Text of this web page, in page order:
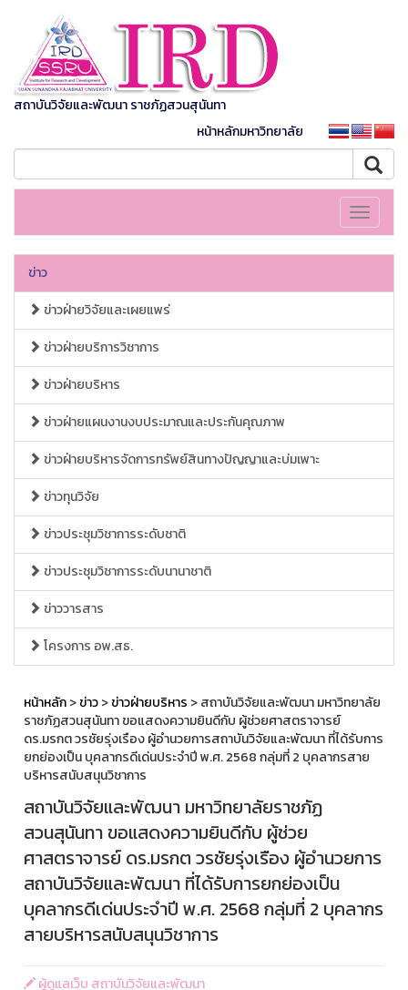
สถาบันวิจัยและพัฒนา ราชภัฏสวนสุนันทา
หน้าหลักมหาวิทยาลัย
Toggle
ข่าว
ข่าวฝ่ายวิจัยและเผยแพร่
ข่าวฝ่ายบริการวิชาการ
ข่าวฝ่ายบริหาร
ข่าวฝ่ายแผนงานงบประมาณและประกันคุณภาพ
ข่าวฝ่ายบริหารจัดการทรัพย์สินทางปัญญาและบ่มเพาะ
ข่าวทุนวิจัย
ข่าวประชุมวิชาการระดับชาติ
ข่าวประชุมวิชาการระดับนานาชาติ
ข่าววารสาร
โครงการ อพ.สธ.
หน้าหลัก>ข่าว>ข่าวฝ่ายบริหาร > สถาบันวิจัยและพัฒนา มหาวิทยาลัย
ราชภัฏสวนสุนันทา ขอแสดงความยินดีกับ ผู้ช่วยศาสตราจารย์
ดร.มรกต วรชัยรุ่งเรือง ผู้อำนวยการสถาบันวิจัยและพัฒนา ที่ได้รับการ
ยกย่องเป็น บุคลากรดีเด่นประจำปี พ.ศ. 2568 กลุ่มที่ 2 บุคลากรสาย
บริหารสนับสนุนวิชาการ
สถาบันวิจัยและพัฒนา มหาวิทยาลัยราชภัฏ
สวนสุนันทา ขอแสดงความยินดีกับ ผู้ช่วย
ศาสตราจารย์ ดร.มรกต วรชัยรุ่งเรือง ผู้อำนวยการ
สถาบันวิจัยและพัฒนา ที่ได้รับการยกย่องเป็น
บุคลากรดีเด่นประจำปี พ.ศ. 2568 กลุ่มที่ 2 บุคลากร
สายบริหารสนับสนุนวิชาการ
ผู้ดูแลเว็บ สถาบันวิจัยและพัฒนา